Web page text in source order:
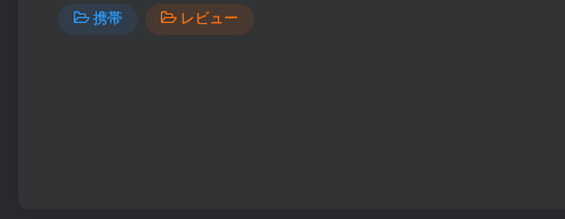
携帯 レビュー